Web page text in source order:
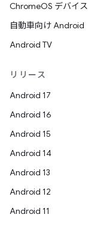
ChromeOS デバイス
自動車向け Android
Android TV
リリース
Android 17
Android 16
Android 15
Android 14
Android 13
Android 12
Android 11